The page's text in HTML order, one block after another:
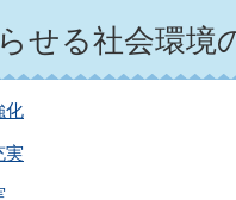
せる社会環境
化
実